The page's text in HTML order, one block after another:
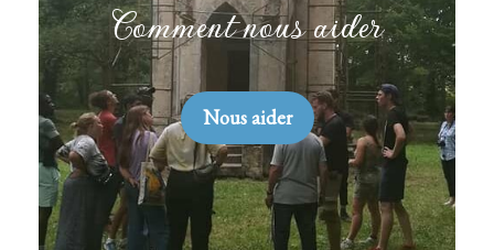
Comment nous aider
Nous aider